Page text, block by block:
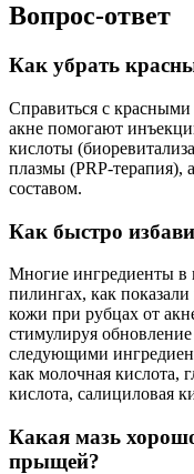
Вопрос-ответ
Как убрать
Справиться с
акне помогают
кислоты
плазмы (PRP-терапия),
составом.
Как быстро
Многие ингредиенты в
пилингах, как
кожи при рубцах от
стимулируя
следующими
как молочная кислота,
кислота, салициловая
Какая мазь
прыщей?